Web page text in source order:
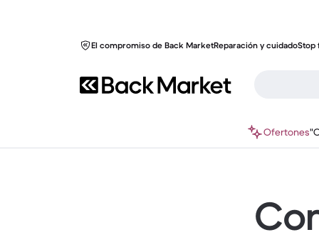
El compromiso de Back MarketReparación y cuidadoStop
Ofertones